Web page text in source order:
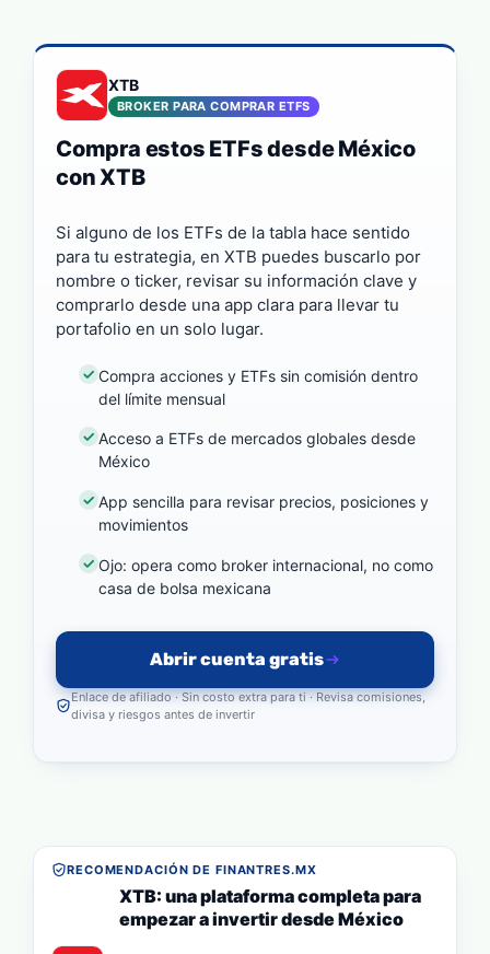
XTB
BROKER PARA COMPRAR ETFS
Compra estos ETFs desde México
con XTB
Si alguno de los ETFs de la tabla hace sentido
para tu estrategia, en XTB puedes buscarlo por
nombre o ticker, revisar su información clave y
comprarlo desde una app clara para llevar tu
portafolio en un solo lugar.
Compra acciones y ETFs sin comisión dentro
del límite mensual
Acceso a ETFs de mercados globales desde
México
App sencilla para revisar precios, posiciones y
movimientos
Ojo: opera como broker internacional, no como
casa de bolsa mexicana
Abrir cuenta gratis
Enlace de afiliado · Sin costo extra para ti · Revisa comisiones,
divisa y riesgos antes de invertir
RECOMENDACIÓN DE FINANTRES.MX
XTB: una plataforma completa para
empezar a invertir desde México